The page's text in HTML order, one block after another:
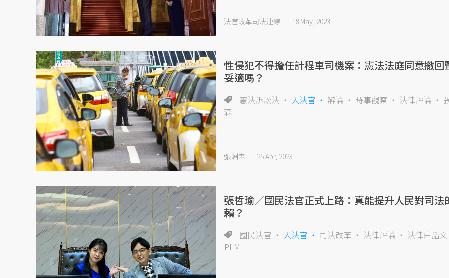
法官改革司法連線 18 May, 2023
性侵犯不得擔任計程車司機案：憲法法庭同意撤回
妥適嗎？
憲法訴訟法 大法官 辯論 時事觀察 法律評論
森
張淵森 25 Apr, 2023
張哲瑜／國民法官正式上路：真能提升人民對司法
賴？
國民法官 大法官 司法改革 法律評論
法律白話文
PLM